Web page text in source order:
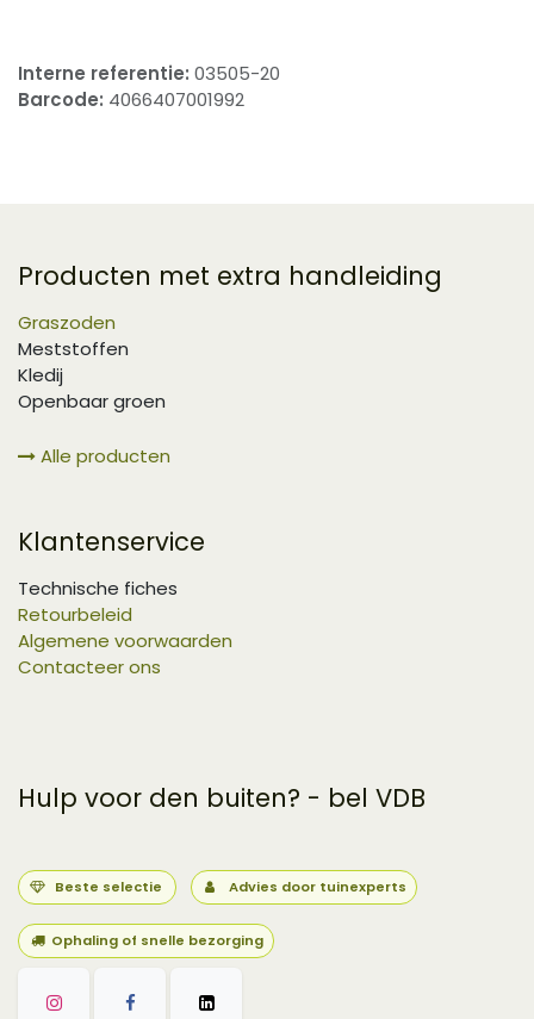
Interne referentie: 03505-20
Barcode: 4066407001992
Producten met extra handleiding
Graszoden
Meststoffen
Kledij
Openbaar groen
Alle producten
Klantenservice
Technische fiches
Retourbeleid
Algemene voorwaarden
Contacteer ons
Hulp voor den buiten? - bel VDB
Beste selectie Advies door tuinexperts
Ophaling of snelle bezorging